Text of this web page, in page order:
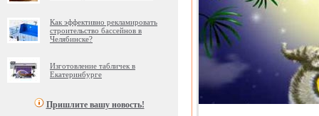
Как эффективно рекламировать
строительство бассейнов в
Челябинске?
Изготовление табличек в
Екатеринбурге
Пришлите вашу новость!